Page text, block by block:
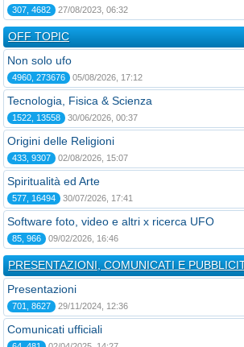
307, 4682 27/08/2023, 06:32
OFF TOPIC
Non solo ufo
4960, 273676 05/08/2026, 17:12
Tecnologia, Fisica & Scienza
1522, 13558 30/06/2026, 00:37
Origini delle Religioni
433, 9307 02/08/2026, 15:07
Spiritualità ed Arte
577, 16494 30/07/2026, 17:41
Software foto, video e altri x ricerca UFO
85, 966 09/02/2026, 16:46
PRESENTAZIONI, COMUNICATI E
Presentazioni
701, 8627 29/11/2024, 12:36
Comunicati ufficiali